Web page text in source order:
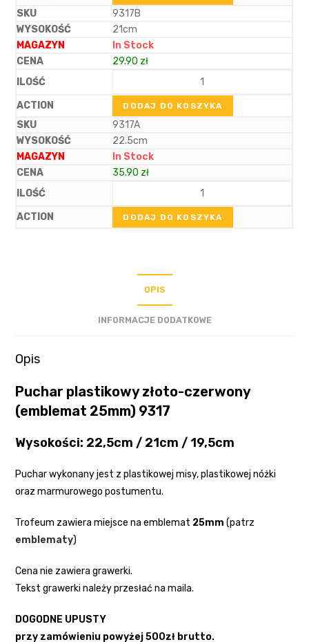
9317B
21cm
In Stock
29.90 zł
DODAJ DO KOSZYKA
9317A
22.5cm
In Stock
35.90 zł
DODAJ DO KOSZYKA
OPIS
INFORMACJE DODATKOWE
Opis
Puchar plastikowy złoto-czerwony
(emblemat 25mm) 9317
Wysokości: 22,5cm / 21cm / 19,5cm
Puchar wykonany jest z plastikowej misy, plastikowej nóżki
oraz marmurowego postumentu.
Trofeum zawiera miejsce na emblemat 25mm(patrz
emblematy)
Cena nie zawiera grawerki.
Tekst grawerki należy przesłać na maila.
DOGODNE UPUSTY
przy zamówieniu powyżej 500zł brutto.